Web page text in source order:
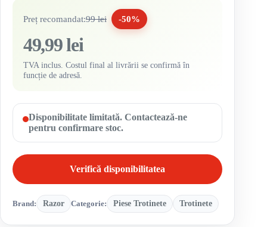
Preț recomandat:99 lei -50%
49,99 lei
TVA inclus. Costul final al livrării se confirmă în
funcție de adresă.
Disponibilitate limitată. Contactează-ne
pentru confirmare stoc.
Verifică disponibilitatea
Brand: Razor Categorie: Piese Trotinete Trotinete